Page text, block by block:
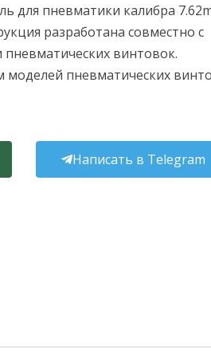
для пневматики калибра
разработана совместно с
винтовок.
пневматических
Написать в Telegram